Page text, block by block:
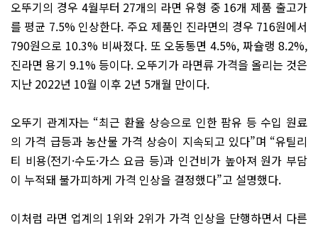
오뚜기의 경우 4월부터 27개의 라면 유형 중 16개 제품 출고가
를 평균 7.5% 인상한다. 주요 제품인 진라면의 경우 716원에서
790원으로 10.3% 비싸졌다. 또 오동통면 4.5%, 짜슐랭 8.2%,
진라면 용기 9.1% 등이다. 오뚜기가 라면류 가격을 올리는 것은
지난 2022년 10월 이후 2년 5개월 만이다.
오뚜기 관계자는 “최근 환율 상승으로 인한 팜유 등 수입 원료
의 가격 급등과 농산물 가격 상승이 지속되고 있다”며 “유틸리
티 비용(전기·수도·가스 요금 등)과 인건비가 높아져 원가 부담
이 누적돼 불가피하게 가격 인상을 결정했다”고 설명했다.
이처럼 라면 업계의 1위와 2위가 가격 인상을 단행하면서 다른